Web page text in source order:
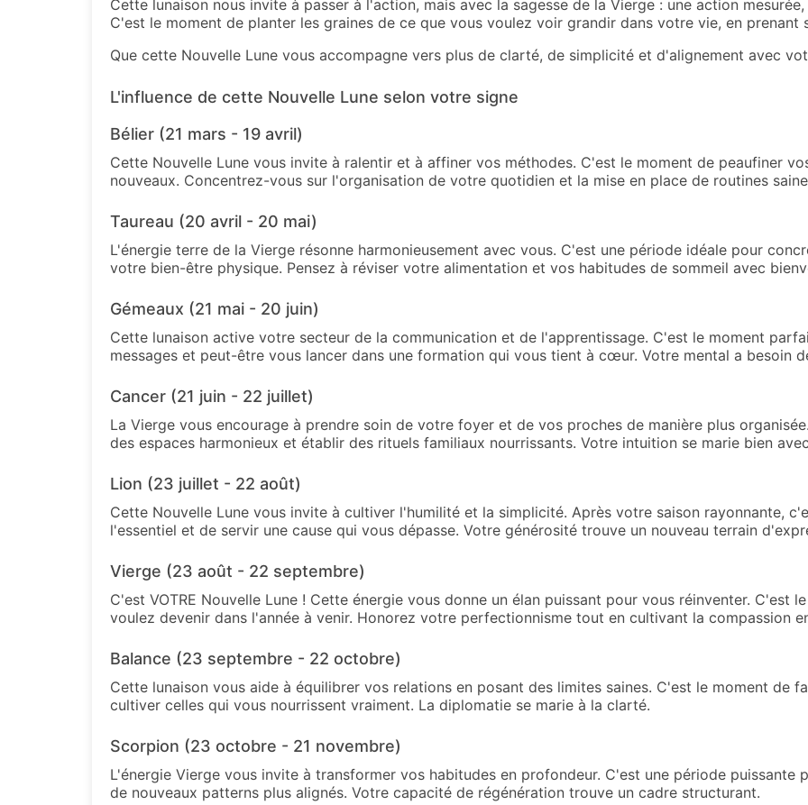
Cette lunaison nous invite à passer à l'action, mais avec la sagesse de la Vierge : une action
C'est le moment de planter les graines de ce que vous voulez voir grandir dans votre vie, en prenant
Que cette Nouvelle Lune vous accompagne vers plus de clarté, de simplicité et d'alignement avec
L'influence de cette Nouvelle Lune selon votre signe
Bélier (21 mars - 19 avril)
Cette Nouvelle Lune vous invite à ralentir et à affiner vos méthodes. C'est le moment de peaufiner
nouveaux. Concentrez-vous sur l'organisation de votre quotidien et la mise en place de routines
Taureau (20 avril - 20 mai)
L'énergie terre de la Vierge résonne harmonieusement avec vous. C'est une période idéale pour
votre bien-être physique. Pensez à réviser votre alimentation et vos habitudes de sommeil avec
Gémeaux (21 mai - 20 juin)
Cette lunaison active votre secteur de la communication et de l'apprentissage. C'est le moment
messages et peut-être vous lancer dans une formation qui vous tient à cœur. Votre mental a besoin
Cancer (21 juin - 22 juillet)
La Vierge vous encourage à prendre soin de votre foyer et de vos proches de manière plus
des espaces harmonieux et établir des rituels familiaux nourrissants. Votre intuition se marie bien
Lion (23 juillet - 22 août)
Cette Nouvelle Lune vous invite à cultiver l'humilité et la simplicité. Après votre saison rayonnante,
l'essentiel et de servir une cause qui vous dépasse. Votre générosité trouve un nouveau terrain
Vierge (23 août - 22 septembre)
C'est VOTRE Nouvelle Lune ! Cette énergie vous donne un élan puissant pour vous réinventer. C'est
voulez devenir dans l'année à venir. Honorez votre perfectionnisme tout en cultivant la compassion
Balance (23 septembre - 22 octobre)
Cette lunaison vous aide à équilibrer vos relations en posant des limites saines. C'est le moment de
cultiver celles qui vous nourrissent vraiment. La diplomatie se marie à la clarté.
Scorpion (23 octobre - 21 novembre)
L'énergie Vierge vous invite à transformer vos habitudes en profondeur. C'est une période
de nouveaux patterns plus alignés. Votre capacité de régénération trouve un cadre structurant.